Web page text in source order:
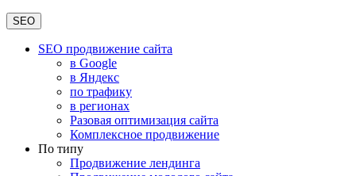
SEO
SEO продвижение сайта
в Google
в Яндекс
по трафику
в регионах
Разовая оптимизация сайта
Комплексное продвижение
По типу
Продвижение лендинга